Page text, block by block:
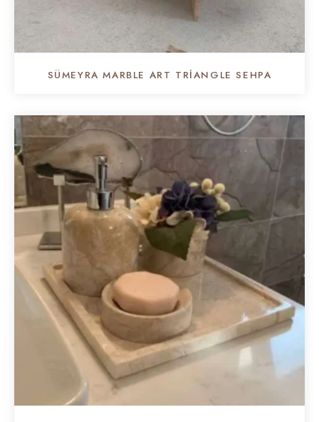
SÜMEYRA MARBLE ART TRIANGLE SEHPA